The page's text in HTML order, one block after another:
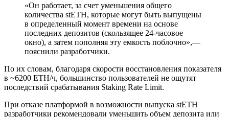
«Он работает, за счет уменьшения общего
количества stETH, которые могут быть выпущены
в определенный момент времени на основе
последних депозитов (скользящее 24-часовое
окно), а затем пополняя эту емкость поблочно»,—
пояснили разработчики.
По их словам, благодаря скорости восстановления показателя
в ~6200 ETH/ч, большинство пользователей не ощутят
последствий срабатывания Staking Rate Limit.
При отказе платформой в возможности выпуска stETH
разработчики рекомендовали уменьшить объем депозита или